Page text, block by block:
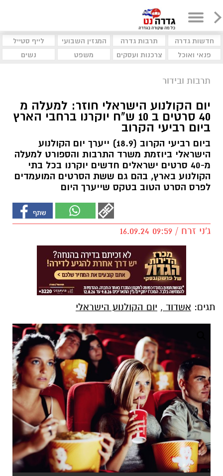
חדשות גדרה תרבות גדרה המגזין השבועי
לייף סטייל
פנאי ואוכל
צרכנות ועסקים משפט נשים
תרבות ובידור
יום הקולנוע הישראלי חוזר: למעלה מ
40 סרטים ב 10 ש"ח יוקרנו ברחבי הארץ
ביום רביעי הקרוב
ביום רביעי הקרוב (18.9) ייערך יום הקולנוע
הישראלי ביוזמת משרד התרבות והספורט למעלה
מ-40 סרטים ישראלים חדשים יוקרנו בכל בתי
הקולנוע בארץ, בהם גם ששת הסרטים המועמדים
לפרס הסרט הטוב בטקס שייערך היום
ג'ני זרח / 09:59 16.09.24
תגים: אשדוד , יום הקולנוע הישראלי